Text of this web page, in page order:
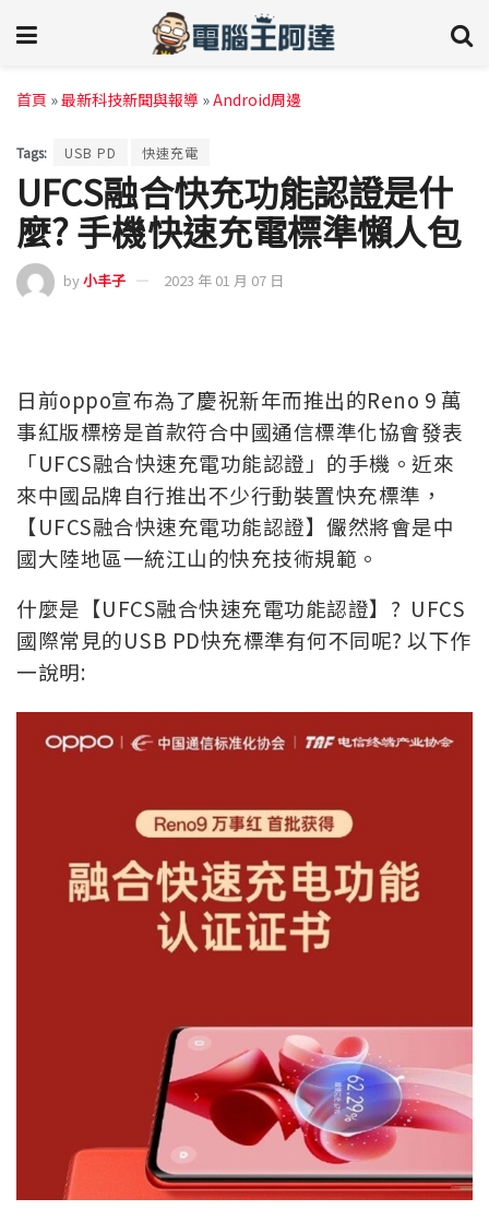
首頁 »最新科技新聞與報導 »Android周邊
Tags: USB PD 快速充電
UFCS融合快充功能認證是什
麼? 手機快速充電標準懶人包
by小丰子 2023 年 01 月 07 日
日前oppo宣布為了慶祝新年而推出的Reno 9 萬
事紅版標榜是首款符合中國通信標準化協會發表
「UFCS融合快速充電功能認證」的手機。近來
來中國品牌自行推出不少行動裝置快充標準，
【UFCS融合快速充電功能認證】儼然將會是中
國大陸地區一統江山的快充技術規範。
什麼是【UFCS融合快速充電功能認證】? UFCS
國際常見的USB PD快充標準有何不同呢? 以下作
一說明: